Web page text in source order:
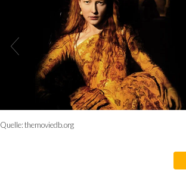
Quelle:themoviedb.org